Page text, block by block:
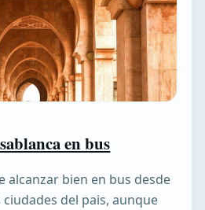
en bus
alcanzar bien en bus desde
del pais, aunque